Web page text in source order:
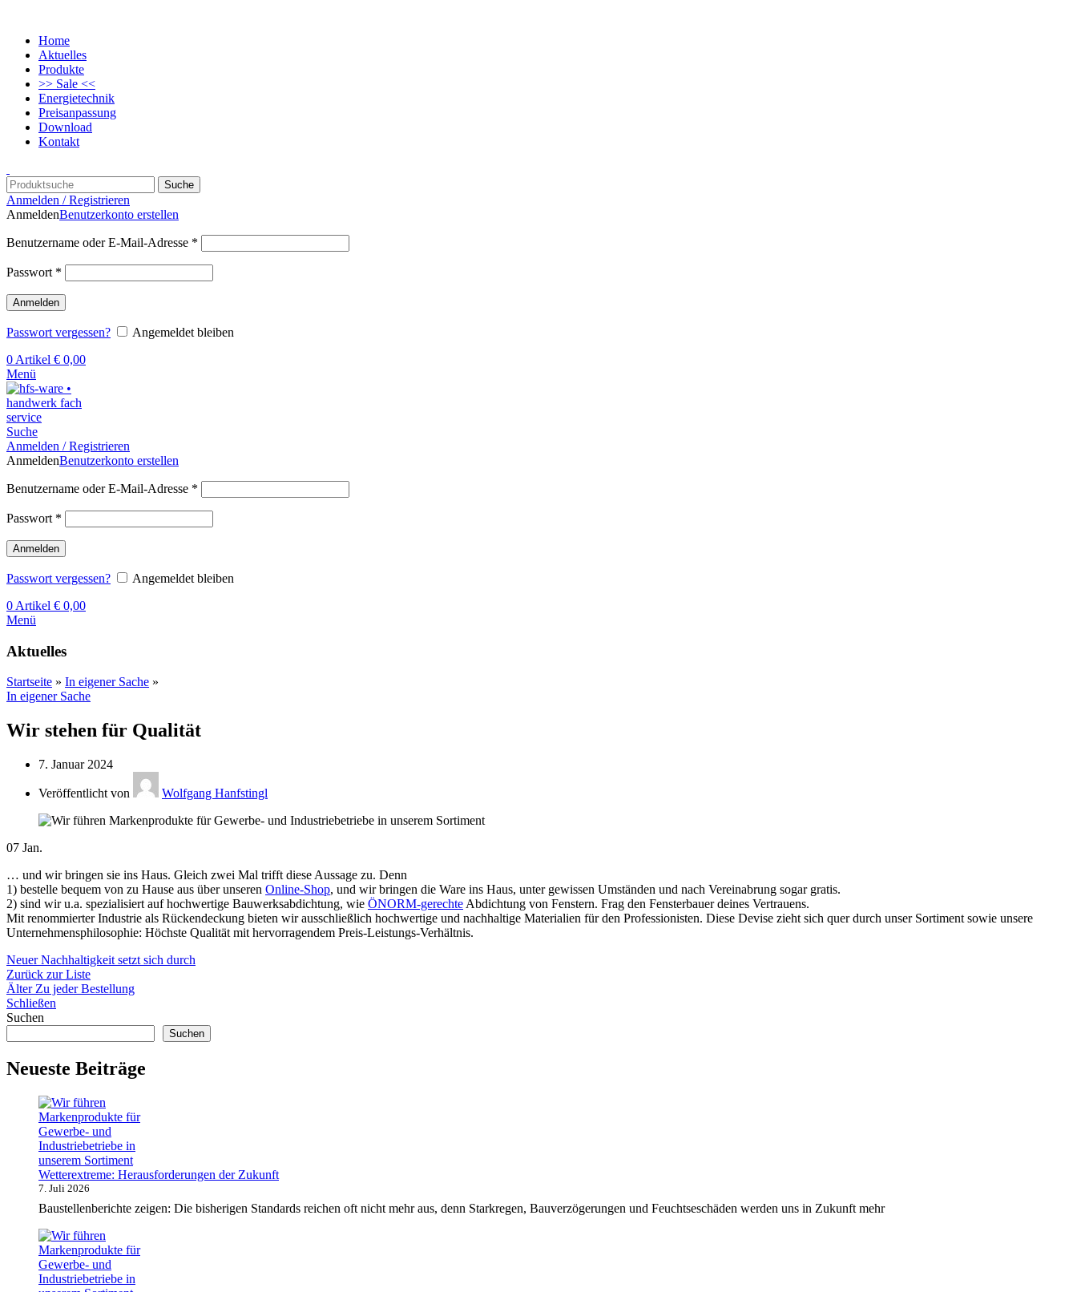
Home
Aktuelles
Produkte
>> Sale <<
Energietechnik
Preisanpassung
Download
Kontakt
Suche
Anmelden / Registrieren
AnmeldenBenutzerkonto erstellen
Benutzername oder E-Mail-Adresse *
Passwort *
Anmelden
Passwort vergessen?
Angemeldet bleiben
0 Artikel € 0,00
Menü
Suche
Anmelden / Registrieren
AnmeldenBenutzerkonto erstellen
Benutzername oder E-Mail-Adresse *
Passwort *
Anmelden
Passwort vergessen?
Angemeldet bleiben
0 Artikel € 0,00
Menü
Aktuelles
Startseite » In eigener Sache »
In eigener Sache
Wir stehen für Qualität
7. Januar 2024
Veröffentlicht von Wolfgang Hanfstingl
07 Jan.
… und wir bringen sie ins Haus. Gleich zwei Mal trifft diese Aussage zu. Denn
1) bestelle bequem von zu Hause aus über unseren Online-Shop, und wir bringen die Ware ins Haus, unter gewissen Umständen und nach Vereinabrung sogar gratis.
2) sind wir u.a. spezialisiert auf hochwertige Bauwerksabdichtung, wie ÖNORM-gerechte Abdichtung von Fenstern. Frag den Fensterbauer deines Vertrauens.
Mit renommierter Industrie als Rückendeckung bieten wir ausschließlich hochwertige und nachhaltige Materialien für den Professionisten. Diese Devise zieht sich quer durch unser Sortiment sowie unsere
Unternehmensphilosophie: Höchste Qualität mit hervorragendem Preis-Leistungs-Verhältnis.
Neuer Nachhaltigkeit setzt sich durch
Zurück zur Liste
Älter Zu jeder Bestellung
Schließen
Suchen
Suchen
Neueste Beiträge
Wetterextreme: Herausforderungen der Zukunft
7. Juli 2026
Baustellenberichte zeigen: Die bisherigen Standards reichen oft nicht mehr aus, denn Starkregen, Bauverzögerungen und Feuchtseschäden werden uns in Zukunft mehr